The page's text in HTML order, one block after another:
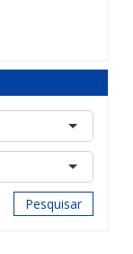
Pesquisar